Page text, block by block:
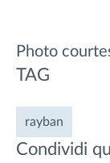
Photo
TAG
rayban
Condividi